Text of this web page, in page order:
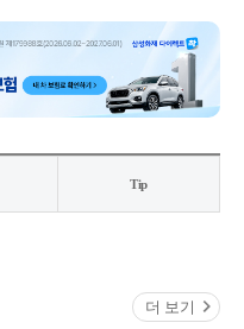
Tip
더 보기